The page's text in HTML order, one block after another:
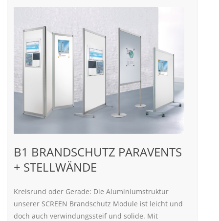
B1 BRANDSCHUTZ PARAVENTS
+ STELLWÄNDE
Kreisrund oder Gerade: Die Aluminiumstruktur
unserer SCREEN Brandschutz Module ist leicht und
doch auch verwindungssteif und solide. Mit